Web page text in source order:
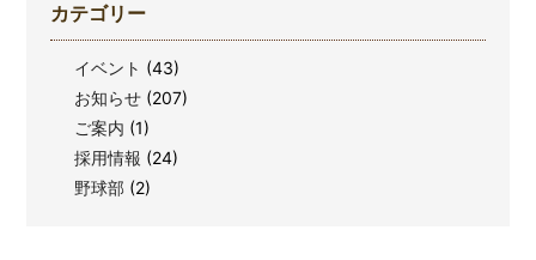
カテゴリー
イベント (43)
お知らせ (207)
ご案内 (1)
採用情報 (24)
野球部 (2)